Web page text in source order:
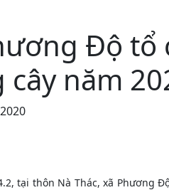
Độ tổ
năm
tại thôn Nà Thác, xã Phương